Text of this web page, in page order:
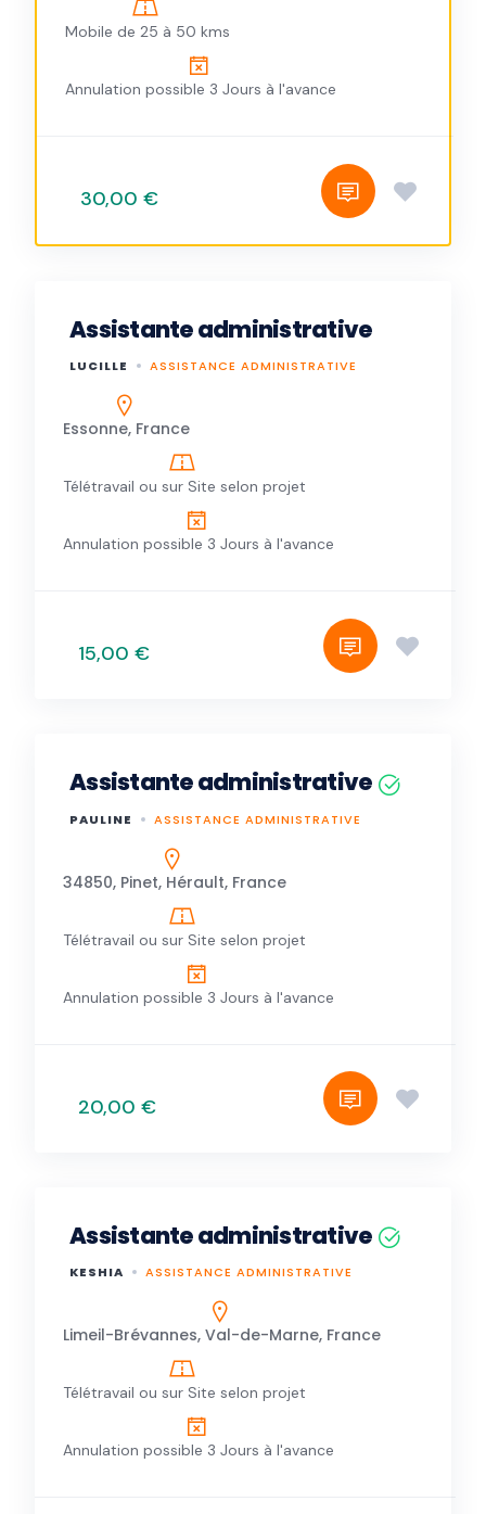
Mobile de 25 à 50 kms
Annulation possible 3 Jours à l'avance
30,00 €
Assistante administrative
LUCILLE ASSISTANCE ADMINISTRATIVE
Essonne, France
Télétravail ou sur Site selon projet
Annulation possible 3 Jours à l'avance
15,00 €
Assistante administrative
PAULINE ASSISTANCE ADMINISTRATIVE
34850, Pinet, Hérault, France
Télétravail ou sur Site selon projet
Annulation possible 3 Jours à l'avance
20,00 €
Assistante administrative
KESHIA ASSISTANCE ADMINISTRATIVE
Limeil-Brévannes, Val-de-Marne, France
Télétravail ou sur Site selon projet
Annulation possible 3 Jours à l'avance